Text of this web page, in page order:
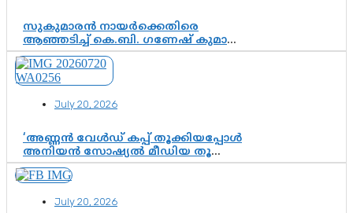
സുകുമാരൻ നായർക്കെതിരെ
ആഞ്ഞടിച്ച് കെ.ബി. ഗണേഷ് കുമാർ,
വി.ഡി. സതീശന് പൂർണ പിന്തുണ
July 20, 2026
‘അണ്ണൻ വേൾഡ് കപ്പ് തൂക്കിയപ്പോൾ
അനിയൻ സോഷ്യൽ മീഡിയ തൂക്കി’;
ലാമിൻ യമാലിന്റെ
കിരീടധാരണത്തിനിടെ
ചുണക്കുട്ടൻ
July 20, 2026